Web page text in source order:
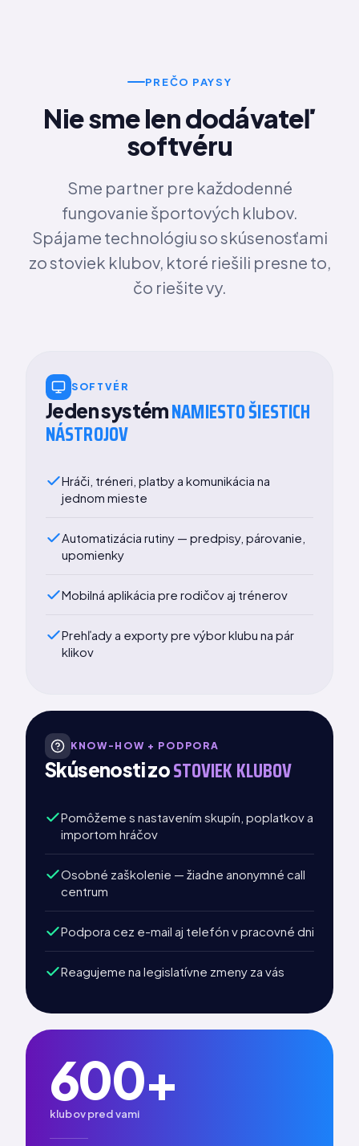
PREČO PAYSY
Nie sme len dodávateľ
softvéru
Sme partner pre každodenné
fungovanie športových klubov.
Spájame technológiu so skúsenosťami
zo stoviek klubov, ktoré riešili presne to,
čo riešite vy.
SOFTVÉR
Jeden systémNAMIESTO ŠIESTICH
NÁSTROJOV
Hráči, tréneri, platby a komunikácia na
jednom mieste
Automatizácia rutiny — predpisy, párovanie,
upomienky
Mobilná aplikácia pre rodičov aj trénerov
Prehľady a exporty pre výbor klubu na pár
klikov
KNOW-HOW + PODPORA
Skúsenosti zoSTOVIEK KLUBOV
Pomôžeme s nastavením skupín, poplatkov a
importom hráčov
Osobné zaškolenie — žiadne anonymné call
centrum
Podpora cez e-mail aj telefón v pracovné dni
Reagujeme na legislatívne zmeny za vás
600+
klubov pred vami